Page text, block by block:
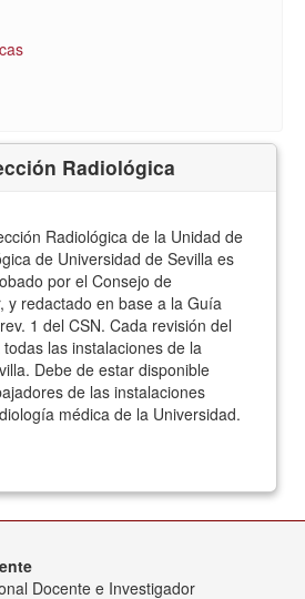
Radiológica
Radiológica de la Unidad de
de Universidad de Sevilla es
por el Consejo de
y redactado en base a la Guía
1 del CSN. Cada revisión del
las instalaciones de la
Debe de estar disponible
de las instalaciones
médica de la Universidad.
Docente e Investigador